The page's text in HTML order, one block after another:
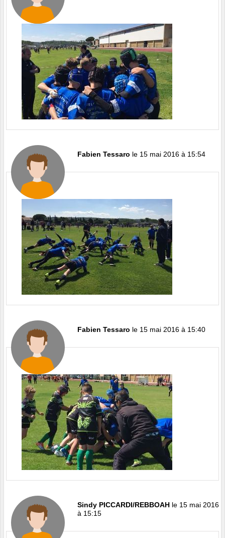
Fabien Tessaro le 15 mai 2016 à 15:54
Fabien Tessaro le 15 mai 2016 à 15:40
Sindy PICCARDI/REBBOAH le 15 mai 2016
à 15:15